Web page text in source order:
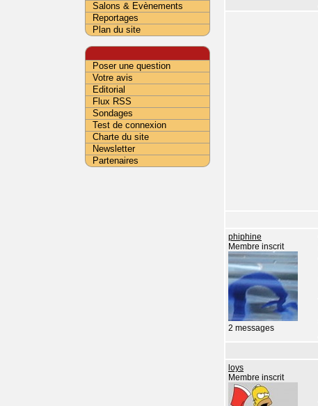
phiphine
Membre inscrit
2 messages
loys
Membre inscrit
Salons & Evènements
Reportages
Plan du site
Poser une question
Votre avis
Editorial
Flux RSS
Sondages
Test de connexion
Charte du site
Newsletter
Partenaires